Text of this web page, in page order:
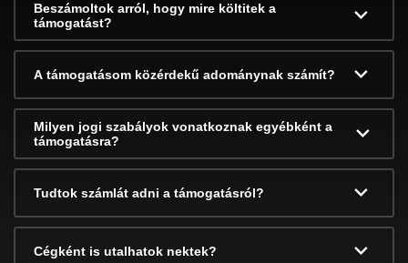
Beszámoltok arról, hogy mire költitek a
támogatást?
A támogatásom közérdekű adománynak számít?
Milyen jogi szabályok vonatkoznak egyébként a
támogatásra?
Tudtok számlát adni a támogatásról?
Cégként is utalhatok nektek?